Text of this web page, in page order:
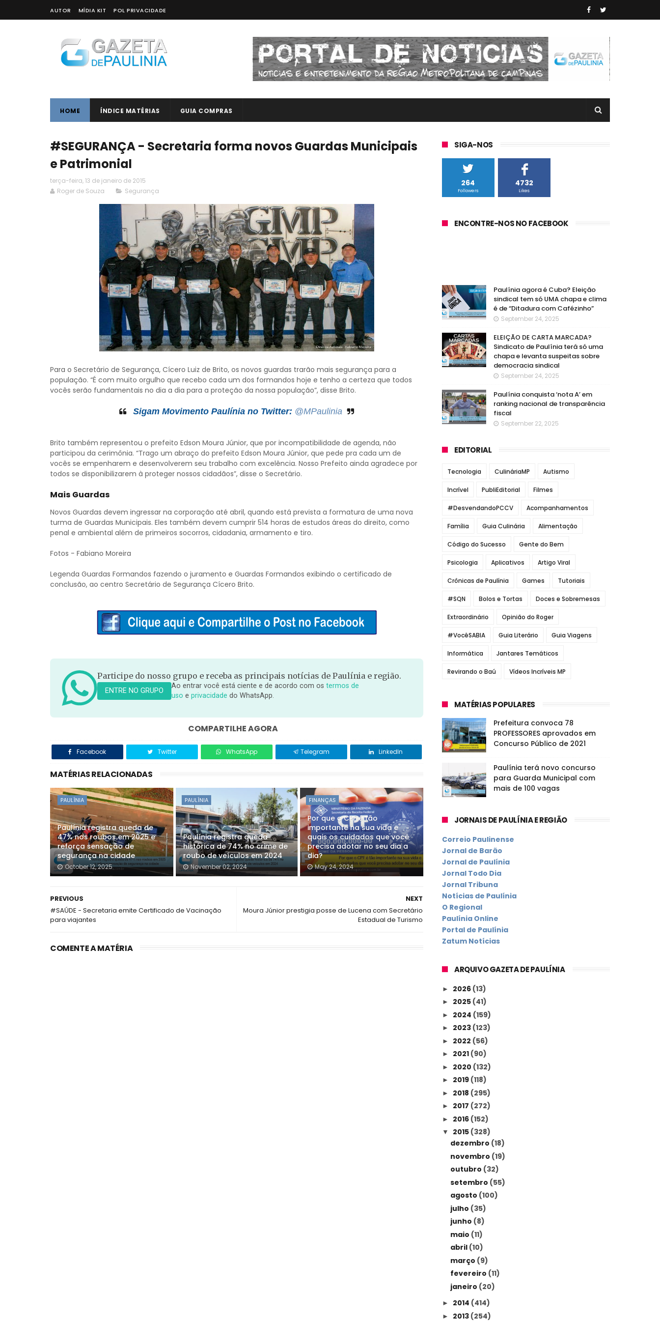
AUTOR MÍDIA KIT POL PRIVACIDADE
HOME ÍNDICE MATÉRIAS GUIA COMPRAS
#SEGURANÇA - Secretaria forma novos Guardas Municipais
e Patrimonial
terça-feira, 13 de janeiro de 2015
Roger de Souza
Segurança
Para o Secretário de Segurança, Cícero Luiz de Brito, os novos guardas trarão mais segurança para a
população. “É com muito orgulho que recebo cada um dos formandos hoje e tenho a certeza que todos
vocês serão fundamentais no dia a dia para a proteção da nossa população”, disse Brito.
Sigam Movimento Paulínia no Twitter: @MPaulinia
Brito também representou o prefeito Edson Moura Júnior, que por incompatibilidade de agenda, não
participou da cerimônia. “Trago um abraço do prefeito Edson Moura Júnior, que pede pra cada um de
vocês se empenharem e desenvolverem seu trabalho com excelência. Nosso Prefeito ainda agradece por
todos se disponibilizarem à proteger nossos cidadãos”, disse o Secretário.
Mais Guardas
Novos Guardas devem ingressar na corporação até abril, quando está prevista a formatura de uma nova
turma de Guardas Municipais. Eles também devem cumprir 514 horas de estudos áreas do direito, como
penal e ambiental além de primeiros socorros, cidadania, armamento e tiro.
Fotos - Fabiano Moreira
Legenda Guardas Formandos fazendo o juramento e Guardas Formandos exibindo o certificado de
conclusão, ao centro Secretário de Segurança Cícero Brito.
Participe do nosso grupo e receba as principais notícias de Paulínia e região.
ENTRE NO GRUPO
Ao entrar você está ciente e de acordo com os termos de
uso e privacidade do WhatsApp.
COMPARTILHE AGORA
Facebook Twitter WhatsApp Telegram LinkedIn
MATÉRIAS RELACIONADAS
PAULÍNIA
Paulínia registra queda de
47% nos roubos em 2025 e
reforça sensação de
segurança na cidade
October 12, 2025
PAULÍNIA
Paulínia registra queda
histórica de 74% no crime de
roubo de veículos em 2024
November 02, 2024
FINANÇAS
Por que o CPF é tão
importante na sua vida e
quais os cuidados que você
precisa adotar no seu dia a
dia?
May 24, 2024
NEXT
Moura Júnior prestigia posse de Lucena com Secretário
Estadual de Turismo
PREVIOUS
#SAÚDE - Secretaria emite Certificado de Vacinação
para viajantes
COMENTE A MATÉRIA
SIGA-NOS
264
Followers
4732
Likes
ENCONTRE-NOS NO FACEBOOK
Paulínia agora é Cuba? Eleição
sindical tem só UMA chapa e clima
é de “Ditadura com Cafézinho”
September 24, 2025
ELEIÇÃO DE CARTA MARCADA?
Sindicato de Paulínia terá só uma
chapa e levanta suspeitas sobre
democracia sindical
September 24, 2025
Paulínia conquista ‘nota A’ em
ranking nacional de transparência
fiscal
September 22, 2025
EDITORIAL
Tecnologia CulináriaMP Autismo
Incrível PubliEditorial Filmes
#DesvendandoPCCV Acompanhamentos
Família Guia Culinária Alimentação
Código do Sucesso Gente do Bem
Psicologia Aplicativos Artigo Viral
Crônicas de Paulínia Games Tutoriais
#SQN Bolos e Tortas Doces e Sobremesas
Extraordinário Opinião do Roger
#VocêSABIA Guia Literário Guia Viagens
Informática Jantares Temáticos
Revirando o Baú Vídeos Incríveis MP
MATÉRIAS POPULARES
Prefeitura convoca 78
PROFESSORES aprovados em
Concurso Público de 2021
Paulínia terá novo concurso
para Guarda Municipal com
mais de 100 vagas
JORNAIS DE PAULÍNIA E REGIÃO
Correio Paulinense
Jornal de Barão
Jornal de Paulínia
Jornal Todo Dia
Jornal Tribuna
Notícias de Paulínia
O Regional
Paulínia Online
Portal de Paulínia
Zatum Notícias
ARQUIVO GAZETA DE PAULÍNIA
► 2026 (13)
► 2025 (41)
► 2024 (159)
► 2023 (123)
► 2022 (56)
► 2021 (90)
► 2020 (132)
► 2019 (118)
► 2018 (295)
► 2017 (272)
► 2016 (152)
▼ 2015 (328)
dezembro (18)
novembro (19)
outubro (32)
setembro (55)
agosto (100)
julho (35)
junho (8)
maio (11)
abril (10)
março (9)
fevereiro (11)
janeiro (20)
► 2014 (414)
► 2013 (254)